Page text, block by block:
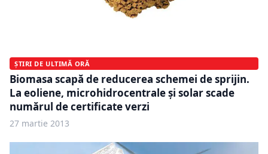
ȘTIRI DE ULTIMĂ ORĂ
Biomasa scapă de reducerea schemei de sprijin.
La eoliene, microhidrocentrale şi solar scade
numărul de certificate verzi
27 martie 2013